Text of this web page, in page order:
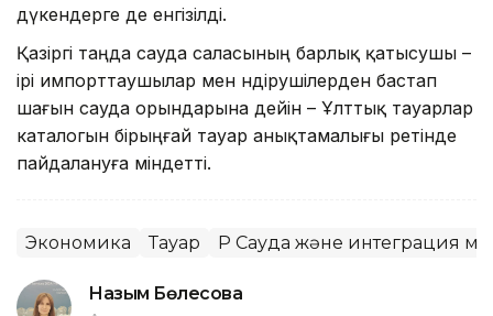
дүкендерге де енгізілді.
Қазіргі таңда сауда саласының барлық қатысушы –
ірі импорттаушылар мен өндірушілерден бастап
шағын сауда орындарына дейін – Ұлттық тауарлар
каталогын бірыңғай тауар анықтамалығы ретінде
пайдалануға міндетті.
Экономика Тауар ҚР Сауда және интеграция
Назым Бөлесова